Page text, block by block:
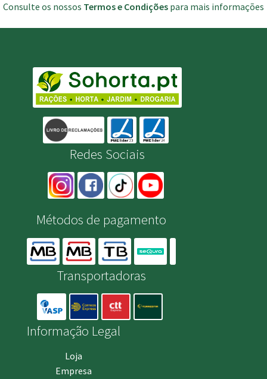
Consulte os nossos Termos e Condições para mais informações
Redes Sociais
Métodos de pagamento
Transportadoras
Informação Legal
Loja
Empresa